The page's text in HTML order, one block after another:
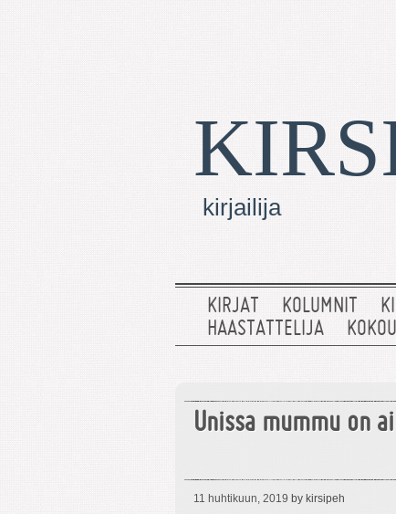
kirjailija
KIRJAT KOLUMNIT
HAASTATTELIJA
Unissa mummu on
11 huhtikuun, 2019 by kirsipeh